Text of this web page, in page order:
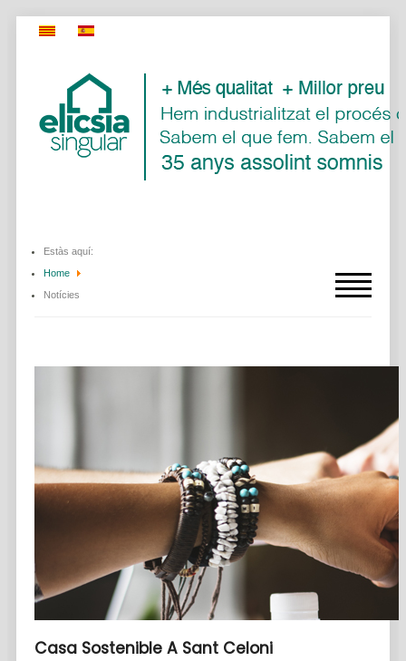
Estàs aquí:
Home
Notícies
Casa Sostenible A Sant Celoni